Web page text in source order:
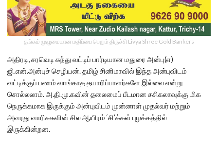
தங்கம் முழுமையான மதிப்பை பெறும் திருச்சி Livya Shree Gold Bankers
அதிரடி, சரவெடி கந்து வட்டிப் பார்டியான மதுரை அன்பு(எ)
ஜி.என்.அன்புச் செழியன். தமிழ் சினிமாவில் இந்த அன்புவிடம்
வட்டிக்குப் பணம் வாங்காத தயாரிப்பாளர்களே இல்லை என்று
சொல்லலாம். அ.தி.மு.கவின் தலைமைப் பீடமான சசிகலாவுக்கு மிக
நெருக்கமாக இருக்கும் அன்புவிடம் முன்னாள் முதல்வர் மற்றும்
அவரது வாரிசுகளின் சில ஆயிரம் ‘சி’க்கள் புழக்கத்தில்
இருக்கின்றன.